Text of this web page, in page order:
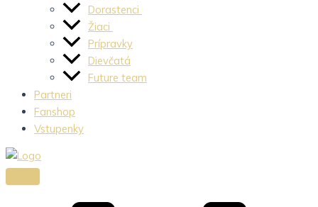
Dorastenci
Žiaci
Prípravky
Dievčatá
Future team
Partneri
Fanshop
Vstupenky